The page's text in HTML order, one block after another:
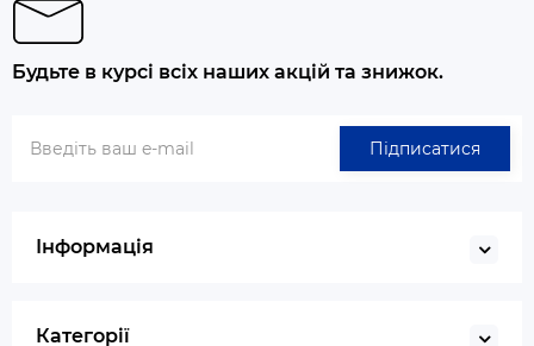
Будьте в курсі всіх наших акцій та знижок.
Підписатися
Інформація
Категорії